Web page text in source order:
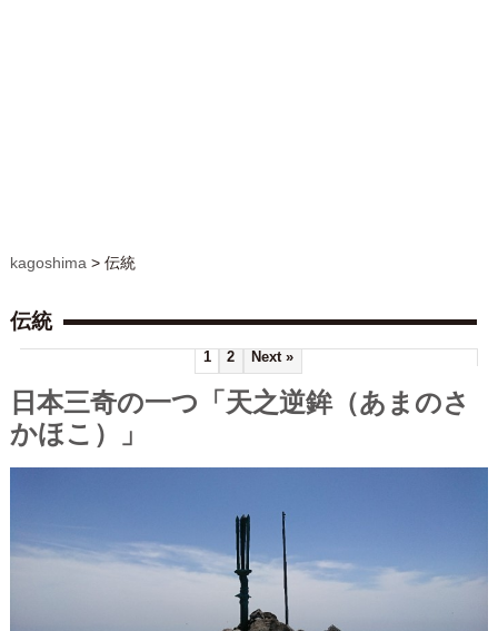
kagoshima > 伝統
伝統
1 2 Next »
日本三奇の一つ「天之逆鉾（あまのさ
かほこ）」